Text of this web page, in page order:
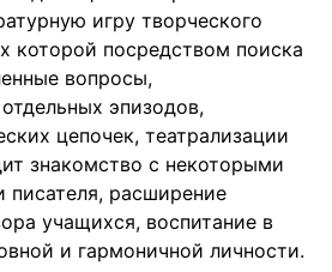
игру творческого
которой посредством поиска
вопросы,
эпизодов,
цепочек, театрализации
знакомство с некоторыми
писателя, расширение
учащихся, воспитание в
и гармоничной личности.